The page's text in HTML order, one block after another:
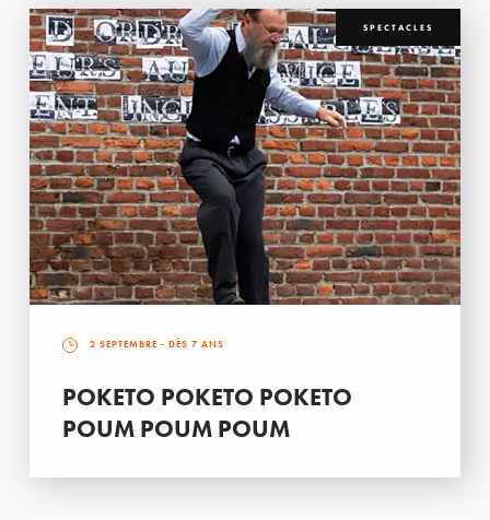
SPECTACLES
2 SEPTEMBRE - DÈS 7 ANS
POKETO POKETO POKETO
POUM POUM POUM